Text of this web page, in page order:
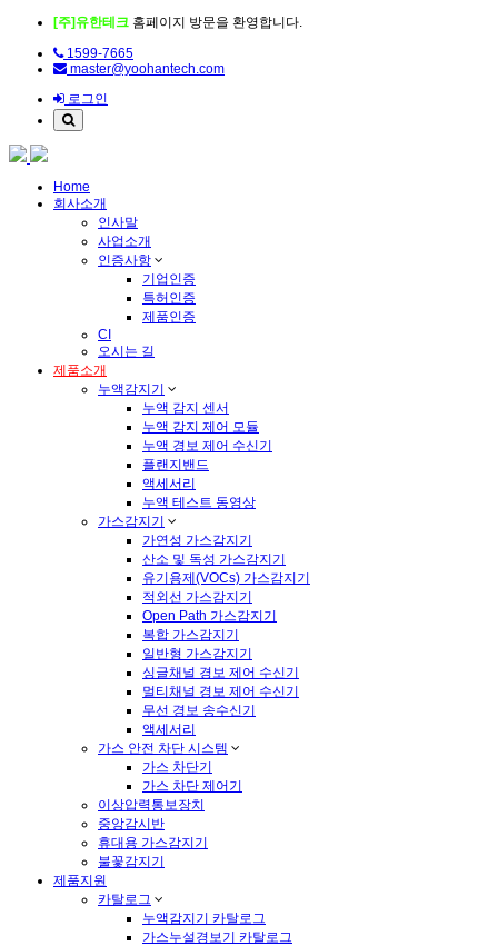
[주]유한테크 홈페이지 방문을 환영합니다.
1599-7665
master@yoohantech.com
로그인
Home
회사소개
인사말
사업소개
인증사항
기업인증
특허인증
제품인증
CI
오시는 길
제품소개
누액감지기
누액 감지 센서
누액 감지 제어 모듈
누액 경보 제어 수신기
플랜지밴드
액세서리
누액 테스트 동영상
가스감지기
가연성 가스감지기
산소 및 독성 가스감지기
유기용제(VOCs) 가스감지기
적외선 가스감지기
Open Path 가스감지기
복합 가스감지기
일반형 가스감지기
싱글채널 경보 제어 수신기
멀티채널 경보 제어 수신기
무선 경보 송수신기
액세서리
가스 안전 차단 시스템
가스 차단기
가스 차단 제어기
이상압력통보장치
중앙감시반
휴대용 가스감지기
불꽃감지기
제품지원
카탈로그
누액감지기 카탈로그
가스누설경보기 카탈로그